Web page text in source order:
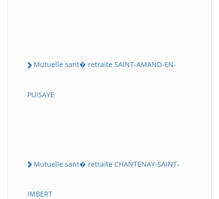
Mutuelle sant� retraite SAINT-AMAND-EN-
PUISAYE
Mutuelle sant� retraite CHANTENAY-SAINT-
IMBERT